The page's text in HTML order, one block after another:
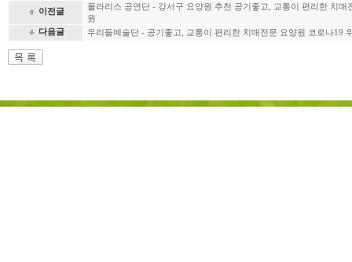
이전글
폴라리스 공연단 - 강서구 요양원 추천 공기좋고, 교통이 편리한 치
원
다음글
우리들예술단 - 공기좋고, 교통이 편리한 치매전문 요양원 코로나19